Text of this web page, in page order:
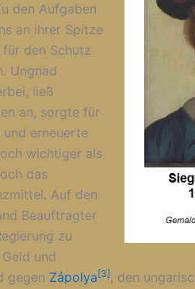
den Aufgaben
an ihrer Spitze
den Schutz
Ungnad
ließ
an, sorgte für
und erneuerte
wichtiger als
das
Auf den
Beauftragter
zu
und
gegen Zápolya [3] , den